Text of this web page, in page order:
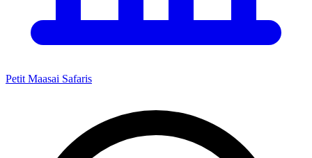
Petit Maasai Safaris